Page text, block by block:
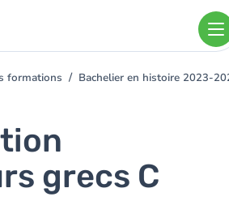
formations Bachelier en histoire 2023-
grecs C